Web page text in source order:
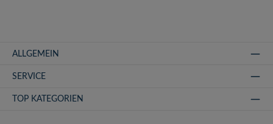
ALLGEMEIN
SERVICE
TOP KATEGORIEN